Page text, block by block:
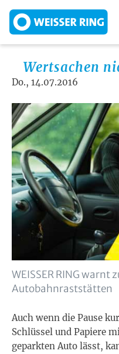
Wertsachen
Do., 14.07.2016
WEISSER RING warnt
Autobahnraststätten
Auch wenn die Pause
Schlüssel und Papiere
geparkten Auto lässt,